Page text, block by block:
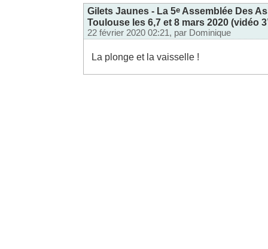
Gilets Jaunes - La 5e Assemblée Des
Toulouse les 6,7 et 8 mars 2020 (vidéo
22 février 2020 02:21, par Dominique
La plonge et la vaisselle !